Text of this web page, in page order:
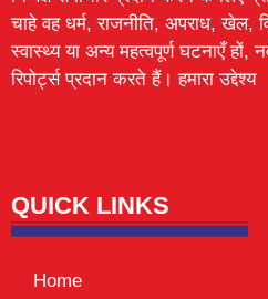
चाहे वह धर्म, राजनीति, अपराध, खेल,
स्वास्थ्य या अन्य महत्वपूर्ण घटनाएँ
रिपोर्ट्स प्रदान करते हैं। हमारा उद्देश्य
QUICK LINKS
Home